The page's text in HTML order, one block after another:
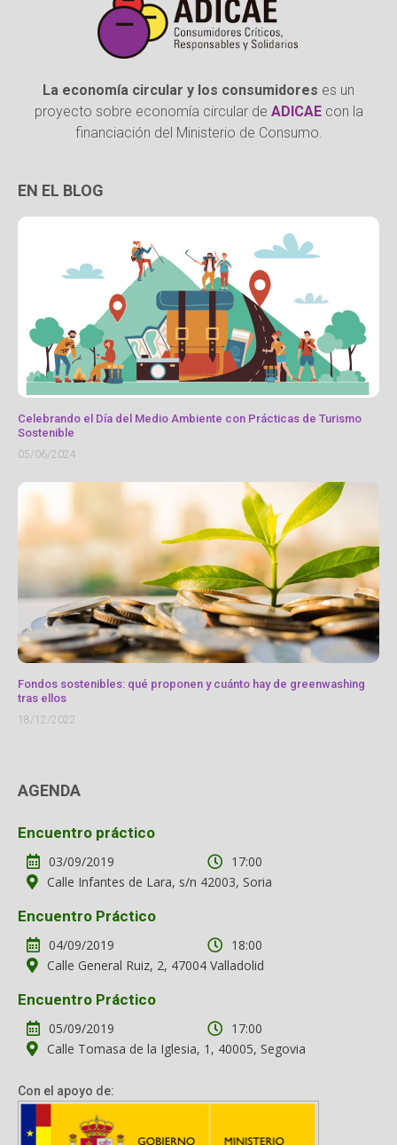
La economía circular y los consumidores es un
proyecto sobre economía circular de ADICAEcon la
financiación del Ministerio de Consumo.
EN EL BLOG
Celebrando el Día del Medio Ambiente con Prácticas de Turismo
Sostenible
05/06/2024
Fondos sostenibles: qué proponen y cuánto hay de greenwashing
tras ellos
18/12/2022
AGENDA
Encuentro práctico
03/09/2019
17:00
Calle Infantes de Lara, s/n 42003, Soria
Encuentro Práctico
04/09/2019
18:00
Calle General Ruiz, 2, 47004 Valladolid
Encuentro Práctico
05/09/2019
17:00
Calle Tomasa de la Iglesia, 1, 40005, Segovia
Con el apoyo de: